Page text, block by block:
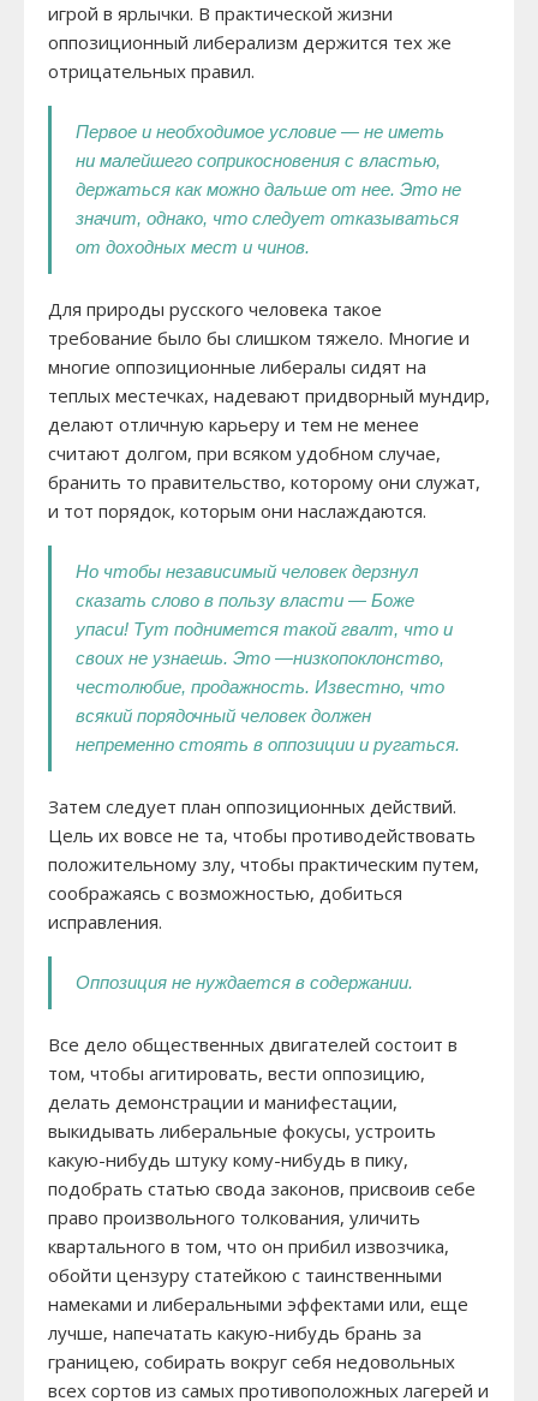
игрой в ярлычки. В практической жизни
оппозиционный либерализм держится тех же
отрицательных правил.
Первое и необходимое условие — не иметь
ни малейшего соприкосновения с властью,
держаться как можно дальше от нее. Это не
значит, однако, что следует отказываться
от доходных мест и чинов.
Для природы русского человека такое
требование было бы слишком тяжело. Многие и
многие оппозиционные либералы сидят на
теплых местечках, надевают придворный мундир,
делают отличную карьеру и тем не менее
считают долгом, при всяком удобном случае,
бранить то правительство, которому они служат,
и тот порядок, которым они наслаждаются.
Но чтобы независимый человек дерзнул
сказать слово в пользу власти — Боже
упаси! Тут поднимется такой гвалт, что и
своих не узнаешь. Это —низкопоклонство,
честолюбие, продажность. Известно, что
всякий порядочный человек должен
непременно стоять в оппозиции и ругаться.
Затем следует план оппозиционных действий.
Цель их вовсе не та, чтобы противодействовать
положительному злу, чтобы практическим путем,
соображаясь с возможностью, добиться
исправления.
Оппозиция не нуждается в содержании.
Все дело общественных двигателей состоит в
том, чтобы агитировать, вести оппозицию,
делать демонстрации и манифестации,
выкидывать либеральные фокусы, устроить
какую-нибудь штуку кому-нибудь в пику,
подобрать статью свода законов, присвоив себе
право произвольного толкования, уличить
квартального в том, что он прибил извозчика,
обойти цензуру статейкою с таинственными
намеками и либеральными эффектами или, еще
лучше, напечатать какую-нибудь брань за
границею, собирать вокруг себя недовольных
всех сортов из самых противоположных лагерей и